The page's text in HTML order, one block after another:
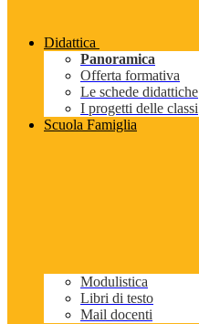
Didattica
Panoramica
Offerta formativa
Le schede didattiche
I progetti delle classi
Scuola Famiglia
Modulistica
Libri di testo
Mail docenti